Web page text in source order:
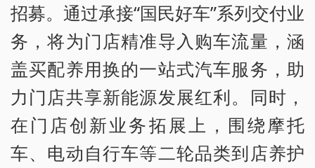
招募。通过承接“国民好车”系列交付业
务，将为门店精准导入购车流量，涵
盖买配养用换的一站式汽车服务，助
力门店共享新能源发展红利。同时，
在门店创新业务拓展上，围绕摩托
车、电动自行车等二轮品类到店养护